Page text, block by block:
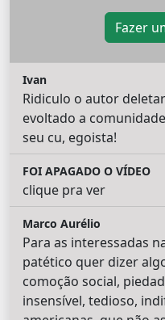
Fazer
Ivan
Ridiculo o autor
evoltado a
seu cu, egoista!
FOI APAGADO O VÍDEO
clique pra ver
Marco Aurélio
Para as interessadas
patético quer dizer
comoção social,
insensível, tedioso,